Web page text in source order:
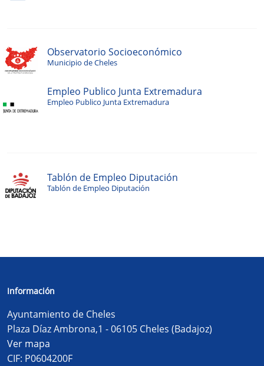
Observatorio Socioeconómico
Municipio de Cheles
Empleo Publico Junta Extremadura
Empleo Publico Junta Extremadura
Tablón de Empleo Diputación
Tablón de Empleo Diputación
Información
Ayuntamiento de Cheles
Plaza Díaz Ambrona,1 - 06105 Cheles (Badajoz)
Ver mapa
CIF: P0604200F